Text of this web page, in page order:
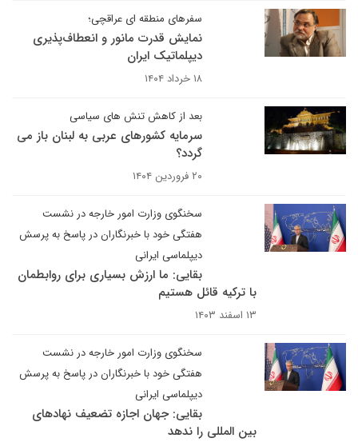
سفرهای منطقه ای عراقچی؛
نمایش قدرت مانور و انعطاف‌پذیری
دیپلماتیک ایران
۱۸ خرداد ۱۴۰۴
بعد از کاهش تنش های سیاسی
سرمایه کشورهای عربی به لبنان باز می
گردد؟
۲۰ فروردین ۱۴۰۴
سخنگوی وزارت امور خارجه در نشست
هفتگی خود با خبرنگاران در پاسخ به پرسش
دیپلماسی ایرانی
بقایی: ما ارزش بسیاری برای روابطمان
با ترکیه قائل هستیم
۱۳ اسفند ۱۴۰۳
سخنگوی وزارت امور خارجه در نشست
هفتگی خود با خبرنگاران در پاسخ به پرسش
دیپلماسی ایرانی
بقایی: جهان اجازه تضعیف نهادهای
بین المللی را ندهد